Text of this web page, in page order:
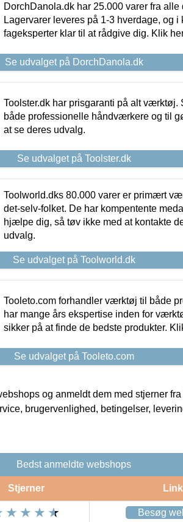
DorchDanola.dk har 25.000 varer fra
Lagervarer leveres på 1-3 hverdage, og
fageksperter klar til at rådgive dig. Klik
Se udvalget på DorchDanola.dk
Toolster.dk har prisgaranti på alt værktøj.
både professionelle håndværkere og til
at se deres udvalg.
Se udvalget på Toolster.dk
Toolworld.dks 80.000 varer er primært
det-selv-folket. De har kompentente
hjælpe dig, så tøv ikke med at kontakte
udvalg.
Se udvalget på Toolworld.dk
Tooleto.com forhandler værktøj til både
har mange års ekspertise inden for
sikker på at finde de bedste produkter.
Se udvalget på Tooleto.com
og anmeldt dem med stjerner
brugervenlighed, betingelser,
Bedst anmeldte webshops
Stjerner Link
Besøg